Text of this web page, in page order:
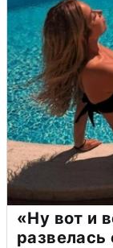
«Ну вот и